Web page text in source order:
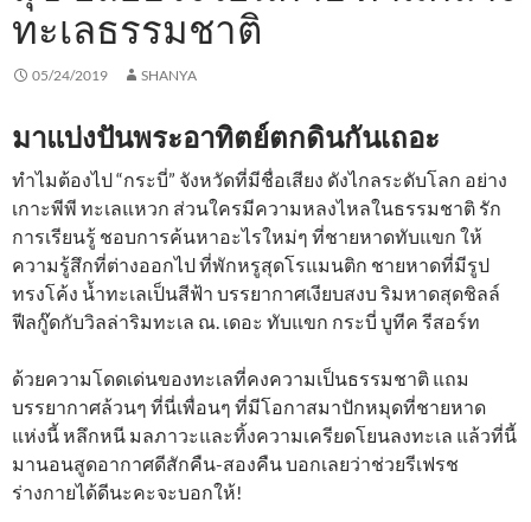
ทะเลธรรมชาติ
05/24/2019 SHANYA
มาแบ่งปันพระอาทิตย์ตกดินกันเถอะ
ทำไมต้องไป “กระบี่” จังหวัดที่มีชื่อเสียง ดังไกลระดับโลก อย่าง
เกาะพีพี ทะเลแหวก ส่วนใครมีความหลงไหลในธรรมชาติ รัก
การเรียนรู้ ชอบการค้นหาอะไรใหม่ๆ ที่ชายหาดทับแขก ให้
ความรู้สึกที่ต่างออกไป ที่พักหรูสุดโรแมนติก ชายหาดที่มีรูป
ทรงโค้ง น้ำทะเลเป็นสีฟ้า บรรยากาศเงียบสงบ ริมหาดสุดชิลล์
ฟีลกู๊ดกับวิลล่าริมทะเล ณ. เดอะ ทับแขก กระบี่ บูทีค รีสอร์ท
ด้วยความโดดเด่นของทะเลที่คงความเป็นธรรมชาติ แถม
บรรยากาศล้วนๆ ที่นี่เพื่อนๆ ที่มีโอกาสมาปักหมุดที่ชายหาด
แห่งนี้ หลึกหนี มลภาวะและทิ้งความเครียดโยนลงทะเล แล้วที่นี้
มานอนสูดอากาศดีสักคืน-สองคืน บอกเลยว่าช่วยรีเฟรช
ร่างกายได้ดีนะคะจะบอกให้!